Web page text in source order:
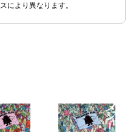
により異なります。